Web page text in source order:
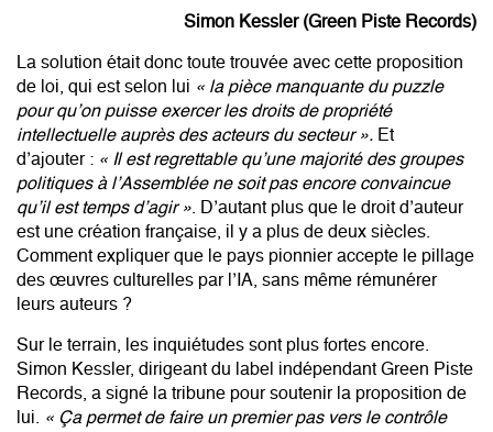
Simon Kessler (Green Piste Records)
La solution était donc toute trouvée avec cette proposition
de loi, qui est selon lui « la pièce manquante du puzzle
pour qu’on puisse exercer les droits de propriété
intellectuelle auprès des acteurs du secteur ». Et
d’ajouter : « Il est regrettable qu’une majorité des groupes
politiques à l’Assemblée ne soit pas encore convaincue
qu’il est temps d’agir ». D’autant plus que le droit d’auteur
est une création française, il y a plus de deux siècles.
Comment expliquer que le pays pionnier accepte le pillage
des œuvres culturelles par l’IA, sans même rémunérer
leurs auteurs ?
Sur le terrain, les inquiétudes sont plus fortes encore.
Simon Kessler, dirigeant du label indépendant Green Piste
Records, a signé la tribune pour soutenir la proposition de
lui. « Ça permet de faire un premier pas vers le contrôle